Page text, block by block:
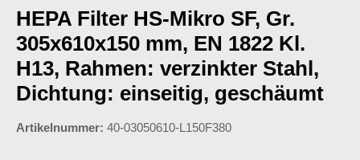
HEPA Filter HS-Mikro SF, Gr.
305x610x150 mm, EN 1822 Kl.
H13, Rahmen: verzinkter Stahl,
Dichtung: einseitig, geschäumt
Artikelnummer: 40-03050610-L150F380